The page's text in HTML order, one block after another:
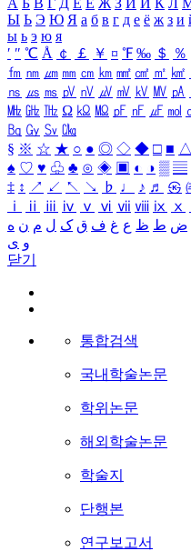
А Б В Г Д Е Ё Ж З И Й К Л
Ы Ь Э Ю Я а б в г д е ё ж з и
ы ь э ю я
′ ″ ℃ Å ￠ ￡ ￥ ¤ ℉ ‰ ＄ ％
㎙ ㎚ ㎛ ㎜ ㎝ ㎞ ㎟ ㎠ ㎡ ㎢
㎱ ㎲ ㎳ ㎴ ㎵ ㎶ ㎷ ㎸ ㎹ ㎀
㎒ ㎓ ㎔ Ω ㏀ ㏁ ㎊ ㎋ ㎌ ㏖
㏃ ㏉ ㏜ ㏆
§ ※ ☆ ★ ○ ● ◎ ◇ ◆ □ ■ △
♠ ♡ ♥ ♧ ♣ ⊙ ◈ ▣ ◐ ◑ ▒ ▤
‡ ↕ ↗ ↙ ↖ ↘ ♭ ♩ ♪ ♬ ㉿
ⅰ
ⅱ ⅲ ⅳ ⅴ ⅵ ⅶ ⅷ ⅸ ⅹ
ض ط ظ ع غ ف ق ک ل م ن ه
و ی
닫기
통합검색
국내학술논문
학위논문
해외학술논문
학술지
단행본
연구보고서